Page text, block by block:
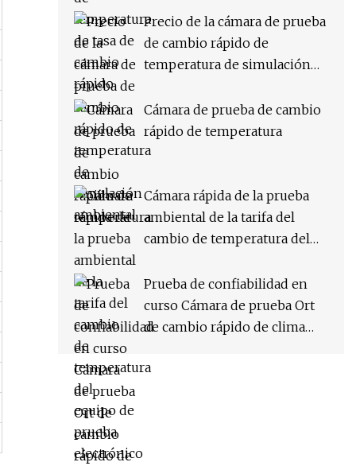
Precio de la cámara de prueba
de cambio rápido de
temperatura de simulación
Cámara de prueba de cambio
rápido de temperatura
Cámara rápida de la prueba
ambiental de la tarifa del
cambio de temperatura del
Prueba de confiabilidad en
curso Cámara de prueba Ort
de cambio rápido de clima